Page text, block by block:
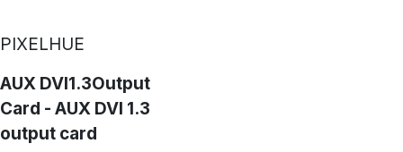
PIXELHUE
AUX DVI1.3Output
Card - AUX DVI 1.3
output card